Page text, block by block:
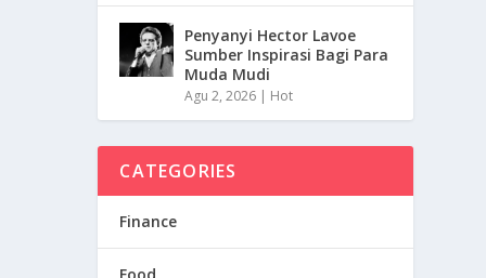
Penyanyi Hector Lavoe
Sumber Inspirasi Bagi Para
Muda Mudi
Agu 2, 2026 | Hot
CATEGORIES
Finance